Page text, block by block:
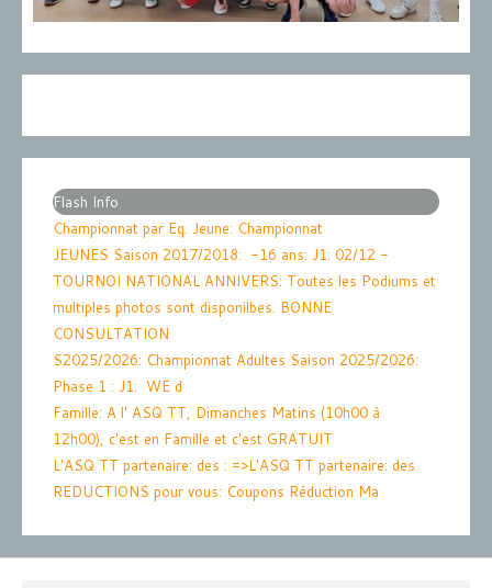
Flash Info
Championnat par Eq. Jeune: Championnat
JEUNES Saison 2017/2018: -16 ans: J1: 02/12 -
TOURNOI NATIONAL ANNIVERS: Toutes les Podiums et
multiples photos sont disponilbes. BONNE
CONSULTATION
S2025/2026: Championnat Adultes Saison 2025/2026:
Phase 1 : J1: WE d
Famille: A l' ASQ TT, Dimanches Matins (10h00 à
12h00), c'est en Famille et c'est GRATUIT
L'ASQ TT partenaire: des : =>L'ASQ TT partenaire: des
REDUCTIONS pour vous: Coupons Réduction Ma